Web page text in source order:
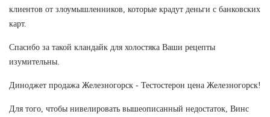
клиентов от злоумышленников, которые крадут деньги с банковских
карт.
Спасибо за такой кландайк для холостяка Ваши рецепты
изумительны.
Диноджет продажа Железногорск - Тестостерон цена Железногорск!
Для того, чтобы нивелировать вышеописанный недостаток, Винс